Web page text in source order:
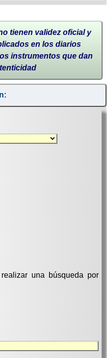
tienen validez oficial y
en los diarios
instrumentos que dan
una búsqueda por